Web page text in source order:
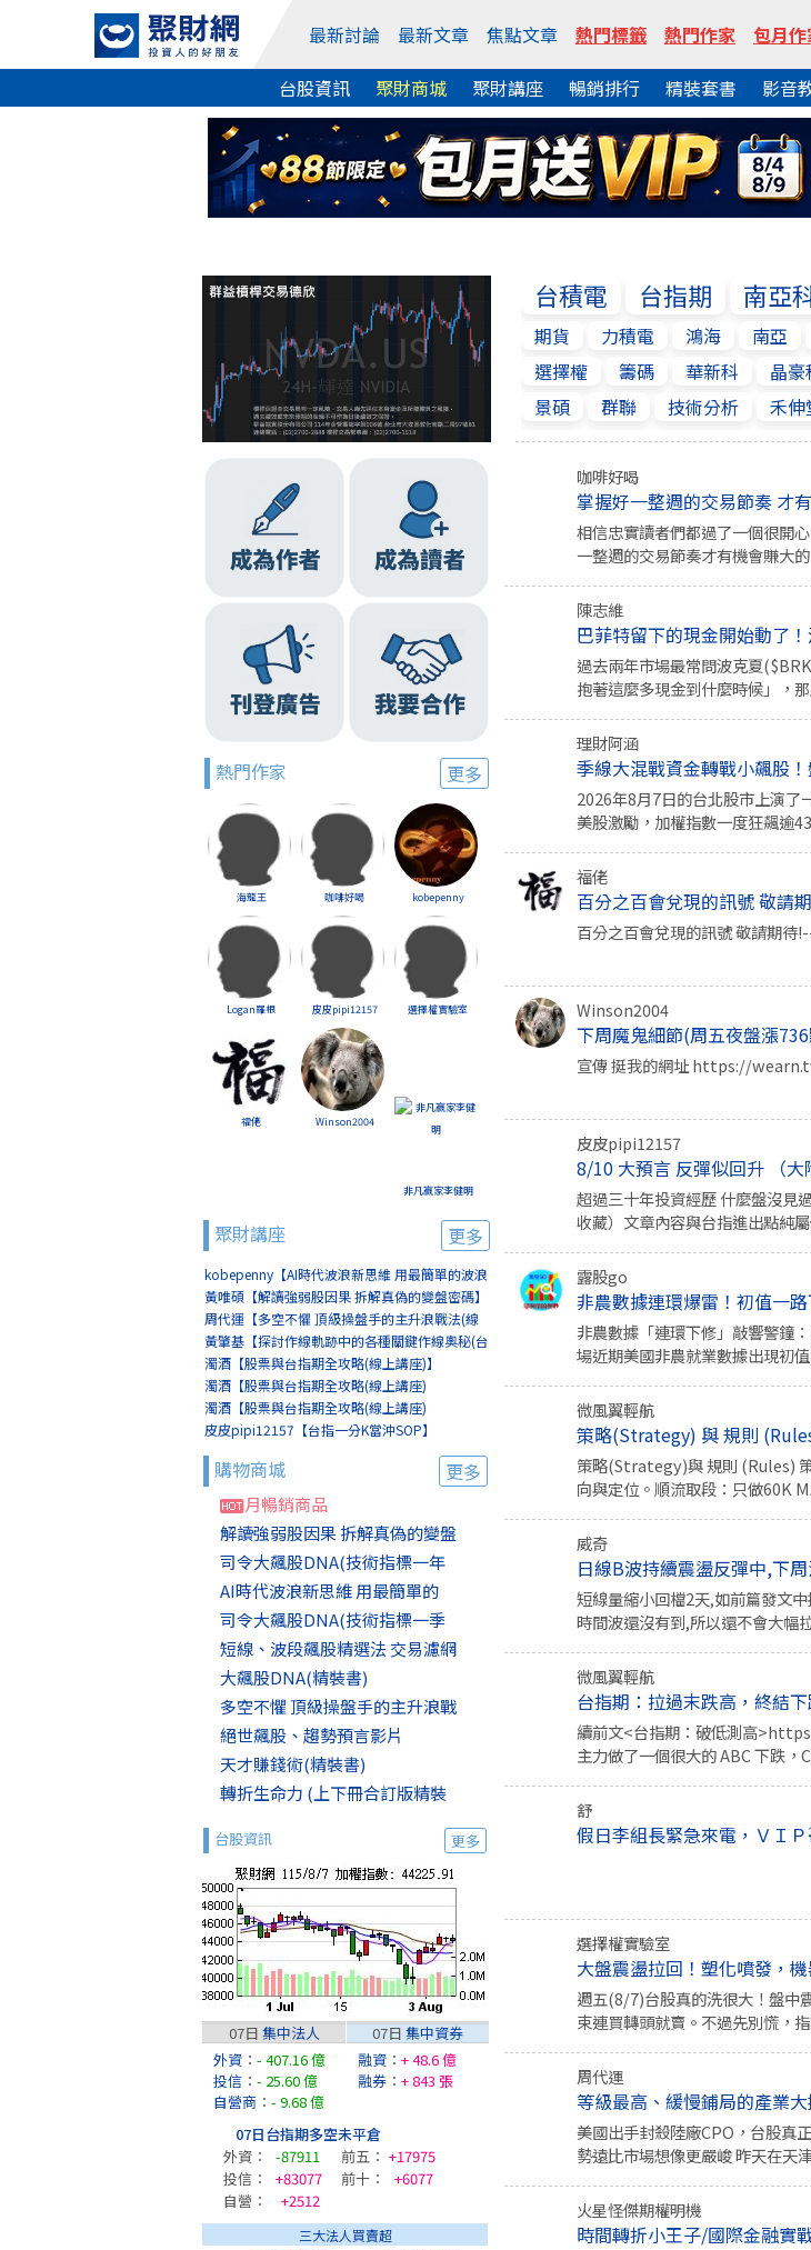
最新討論 最新文章 焦點文章 熱門標籤 熱門作家 包月
台股資訊 聚財商城 聚財講座 暢銷排行 精裝套書 影音
熱門作家 更多
海龍王 咖啡好喝 kobepenny
Logan羅根 皮皮pipi12157 選擇權實驗室
福佬 Winson2004
非凡贏家李健明
聚財講座 更多
kobepenny【AI時代波浪新思維 用最簡單的波浪
賺最簡單的錢(線上講座)】
黃唯碩【解讀強弱股因果 拆解真偽的變盤密碼】
周代運【多空不懼 頂級操盤手的主升浪戰法(線
上講座)】
黃肇基【探討作線軌跡中的各種關鍵作線奧秘(台
北)】
濁酒【股票與台指期全攻略(線上講座)】
濁酒【股票與台指期全攻略(線上講座)
(8/2+8/9)】
濁酒【股票與台指期全攻略(線上講座)
(8/16+8/23)】
皮皮pipi12157【台指一分K當沖SOP】
購物商城 更多
月暢銷商品
解讀強弱股因果 拆解真偽的變盤
司令大飆股DNA(技術指標一年
AI時代波浪新思維 用最簡單的
司令大飆股DNA(技術指標一季
短線、波段飆股精選法 交易濾網
大飆股DNA(精裝書)
多空不懼 頂級操盤手的主升浪戰
絕世飆股、趨勢預言影片
天才賺錢術(精裝書)
轉折生命力 (上下冊合訂版精裝
台股資訊 更多
07日 集中法人
外資 ： - 407.16 億
投信 ： - 25.60 億
自營商 ： - 9.68 億
07日 集中資券
融資 ： + 48.6 億
融券 ： + 843 張
07日台指期多空未平倉
外資：
-87911 前五： +17975
投信：
+83077 前十：
+6077
自營：
+2512
三大法人買賣超
台積電 台指期 南亞
期貨 力積電 鴻海 南亞
選擇權
籌碼 華新科 晶豪
景碩
群聯 技術分析 禾伸
咖啡好喝
掌握好一整週的交易節奏 才
相信忠實讀者們都過了一個很開
一整週的交易節奏才有機會賺大的
陳志維
巴菲特留下的現金開始動了
過去兩年市場最常問波克夏
抱著這麼多現金到什麼時候」，
理財阿涵
季線大混戰資金轉戰小飆股
2026年8月7日的台北股市上演了
美股激勵，加權指數一度狂飆逾
福佬
百分之百會兌現的訊號 敬請
百分之百會兌現的訊號 敬請
Winson2004
下周魔鬼細節(周五夜盤漲
宣傳 挺我的網址 https://
皮皮pipi12157
8/10 大預言 反彈似回升 （大
超過三十年投資經歷 什麼盤沒見
收藏）文章內容與台指進出點純
露股go
非農數據連環爆雷！初值一
非農數據「連環下修」敲響警鐘
場近期美國非農就業數據出現初
微風翼輕航
策略(Strategy) 與 規則
策略(Strategy)與 規則 (Rules)
向與定位。順流取段：只做60K
威奇
日線B波持續震盪反彈中,下
短線量縮小回檔2天,如前篇發文
時間波還沒有到,所以還不會大幅
微風翼輕航
台指期：拉過末跌高，終結
續前文<台指期：破低測高
主力做了一個很大的 ABC 下跌，
舒
假日李組長緊急來電，ＶＩ
選擇權實驗室
大盤震盪拉回！塑化噴發，
週五(8/7)台股真的洗很大！盤中
束連買轉頭就賣。不過先別慌，
周代運
等級最高、緩慢鋪局的產業
美國出手封殺陸廠CPO，台股真
勢遠比市場想像更嚴峻 昨天在天
火星怪傑期權明機
時間轉折小王子/國際金融實